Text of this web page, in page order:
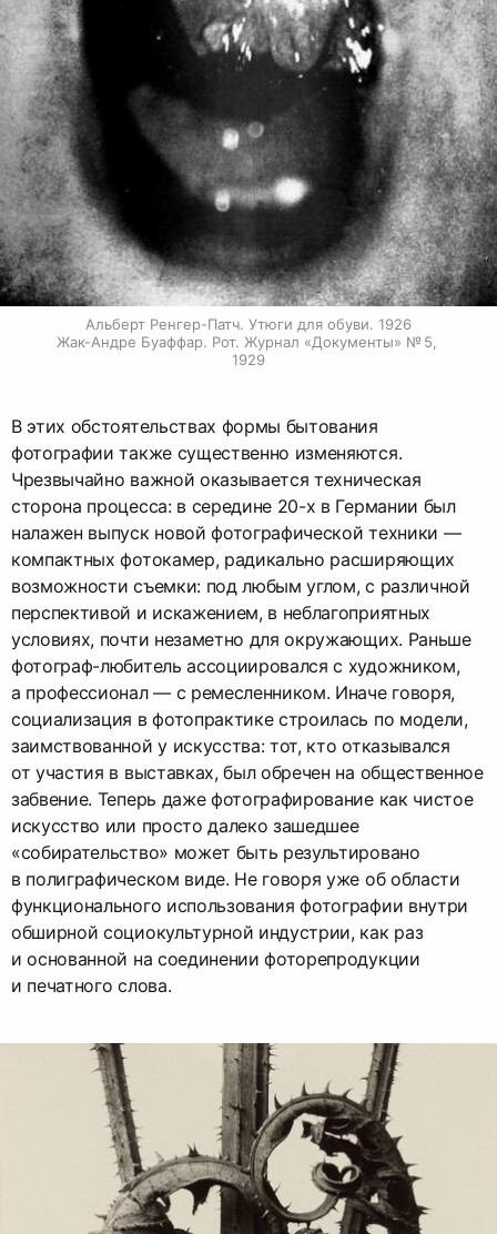
Альберт Ренгер-Патч. Утюги для обуви. 1926
Жак-Андре Буаффар. Рот. Журнал «Документы» № 5,
1929
В этих обстоятельствах формы бытования
фотографии также существенно изменяются.
Чрезвычайно важной оказывается техническая
сторона процесса: в середине 20-х в Германии был
налажен выпуск новой фотографической техники —
компактных фотокамер, радикально расширяющих
возможности съемки: под любым углом, с различной
перспективой и искажением, в неблагоприятных
условиях, почти незаметно для окружающих. Раньше
фотограф-любитель ассоциировался с художником,
а профессионал — с ремесленником. Иначе говоря,
социализация в фотопрактике строилась по модели,
заимствованной у искусства: тот, кто отказывался
от участия в выставках, был обречен на общественное
забвение. Теперь даже фотографирование как чистое
искусство или просто далеко зашедшее
«собирательство» может быть результировано
в полиграфическом виде. Не говоря уже об области
функционального использования фотографии внутри
обширной социокультурной индустрии, как раз
и основанной на соединении фоторепродукции
и печатного слова.